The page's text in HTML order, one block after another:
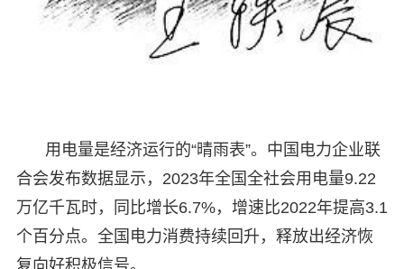
用电量是经济运行的“晴雨表”。中国电力企业联
合会发布数据显示，2023年全国全社会用电量9.22
万亿千瓦时，同比增长6.7%，增速比2022年提高3.1
个百分点。全国电力消费持续回升，释放出经济恢
复向好积极信号。